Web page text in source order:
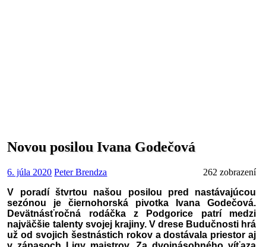
Novou posilou Ivana Godečová
6. júla 2020 Peter Brendza
262 zobrazení
V poradí štvrtou našou posilou pred nastávajúcou
sezónou je čiernohorská pivotka Ivana Godečová.
Devätnásťročná rodáčka z Podgorice patrí medzi
najväčšie talenty svojej krajiny. V drese Budučnosti hrá
už od svojich šestnástich rokov a dostávala priestor aj